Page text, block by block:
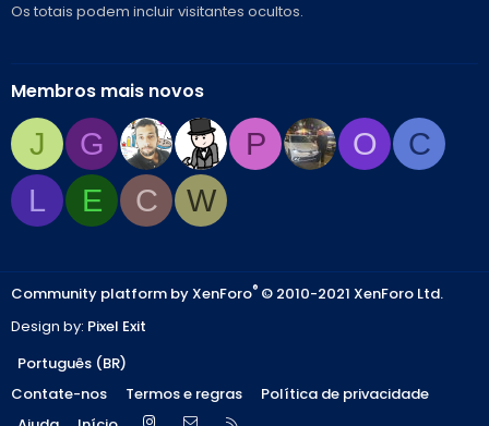
Os totais podem incluir visitantes ocultos.
Membros mais novos
J G P O
C
L
E C W
Community platform by XenForo® © 2010-2021 XenForo Ltd.
Design by: Pixel Exit
Português (BR)
Contate-nos
Termos e regras
Política de privacidade
InstagramContate-nos